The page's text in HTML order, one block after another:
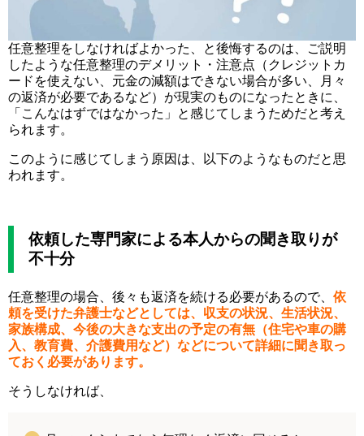
任意整理をしなければよかった、と後悔するのは、ご説明
したような任意整理のデメリット・注意点（クレジットカ
ードを使えない、元金の減額はできない場合が多い、月々
の返済が必要であるなど）が現実のものになったときに、
「こんなはずではなかった」と感じてしまうためだと考え
られます。
このように感じてしまう原因は、以下のようなものだと思
われます。
依頼した専門家による本人からの聞き取りが
不十分
任意整理の場合、後々も返済を続ける必要があるので、 依
頼を受けた弁護士などとしては、収支の状況、生活状況、
家族構成、今後の大きな支出の予定の有無（住宅や車の購
入、教育費、介護費用など）などについて詳細に聞き取っ
ておく必要があります。
そうしなければ、